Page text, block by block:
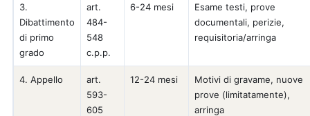
3.
Dibattimento
di primo
grado
art.
484-
548
c.p.p.
6-24 mesi
Esame testi, prove
documentali, perizie,
requisitoria/arringa
4. Appello
art.
593-
605
12-24 mesi
Motivi di gravame, nuove
prove (limitatamente),
arringa